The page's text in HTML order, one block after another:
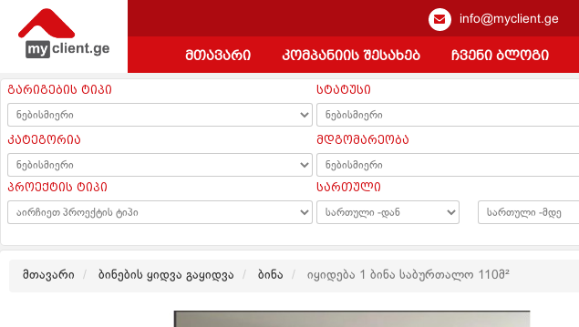
info@myclient.ge
მთავარი კომპანიის შესახებ ჩვენი ბლოგი
გარიგების ტიპი სტატუსი
კატეგორია მდგომარეობა
პროექტის ტიპი სართული
მთავარი ბინების ყიდვა გაყიდვა ბინა იყიდება 1 ბინა საბურთალო 110მ²